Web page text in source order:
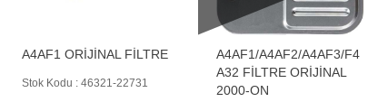
A4AF1 ORİJİNAL FİLTRE
Stok Kodu : 46321-22731
A4AF1/A4AF2/A4AF3/F4
A32 FİLTRE ORİJİNAL
2000-ON